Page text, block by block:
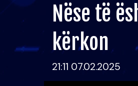
Nëse të
kërkon
21:11 07.02.2025